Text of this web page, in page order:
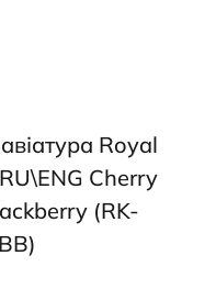
Royal
Cherry
(RK-